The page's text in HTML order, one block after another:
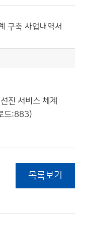
구축 사업내역서
진 서비스 체계
드:883)
목록보기